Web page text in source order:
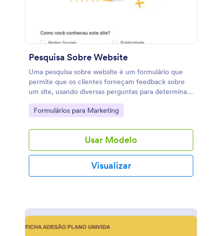
Pesquisa Sobre Website
Uma pesquisa sobre website é um formulário que
permite que os clientes forneçam feedback sobre
um site, usando diversas perguntas para determinar
seu grau de engajamento. Totalmente
personalizável.
Go to Category:
Formulários para Marketing
Usar Modelo
Visualizar